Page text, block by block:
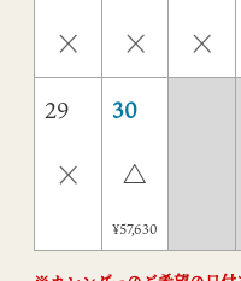
× × ×
29
×
30
△
¥57,630